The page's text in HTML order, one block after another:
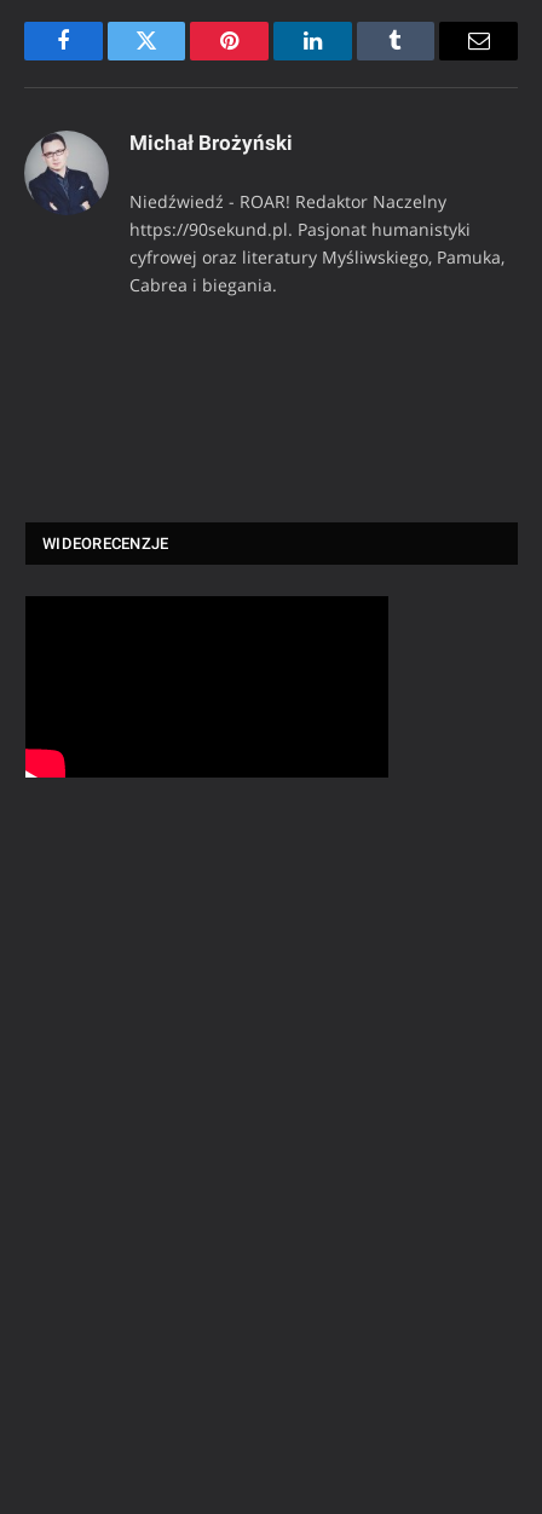
FacebookTwitter Pinterest LinkedInTumblr Email
Michał Brożyński
Niedźwiedź - ROAR! Redaktor Naczelny
https://90sekund.pl. Pasjonat humanistyki
cyfrowej oraz literatury Myśliwskiego, Pamuka,
Cabrea i biegania.
WIDEORECENZJE